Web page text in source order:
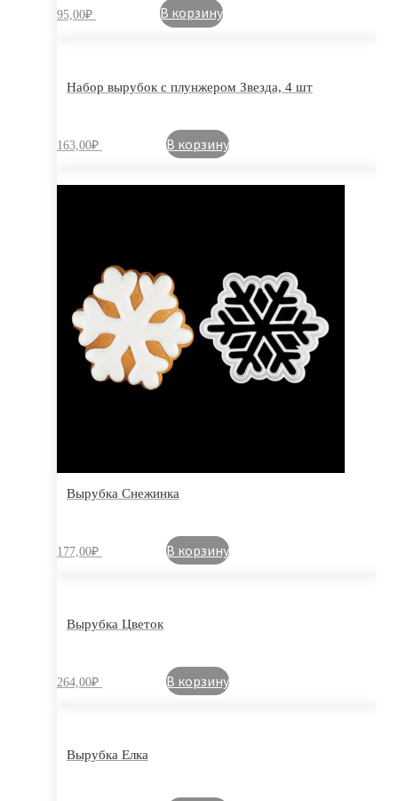
95,00₽ В корзину
Набор вырубок с плунжером Звезда, 4 шт
163,00₽ В корзину
Вырубка Снежинка
177,00₽ В корзину
Вырубка Цветок
264,00₽ В корзину
Вырубка Елка